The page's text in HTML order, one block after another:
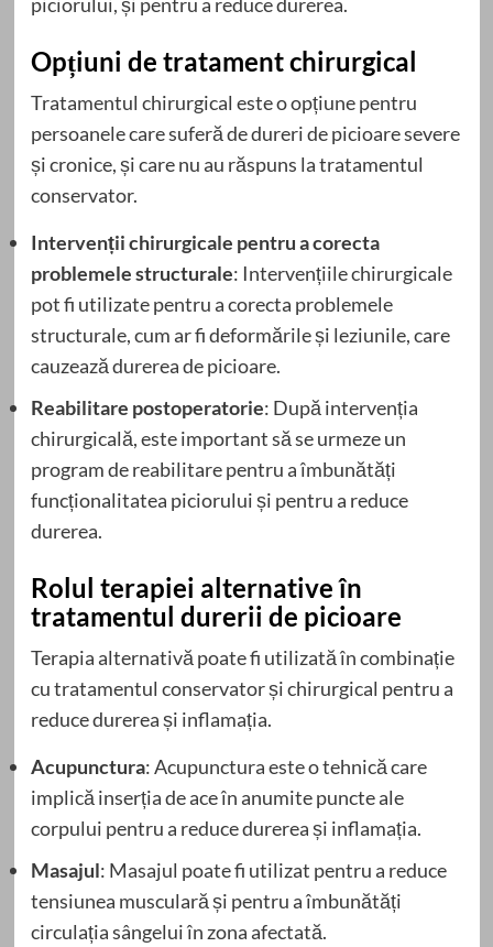
Opțiuni de tratament chirurgical
Tratamentul chirurgical este o opțiune pentru
persoanele care suferă de dureri de picioare severe
și cronice, și care nu au răspuns la tratamentul
conservator.
Intervenții chirurgicale pentru a corecta
problemele structurale: Intervențiile chirurgicale
pot fi utilizate pentru a corecta problemele
structurale, cum ar fi deformările și leziunile, care
cauzează durerea de picioare.
Reabilitare postoperatorie: După intervenția
chirurgicală, este important să se urmeze un
program de reabilitare pentru a îmbunătăți
funcționalitatea piciorului și pentru a reduce
durerea.
Rolul terapiei alternative în
tratamentul durerii de picioare
Terapia alternativă poate fi utilizată în combinație
cu tratamentul conservator și chirurgical pentru a
reduce durerea și inflamația.
Acupunctura: Acupunctura este o tehnică care
implică inserția de ace în anumite puncte ale
corpului pentru a reduce durerea și inflamația.
Masajul: Masajul poate fi utilizat pentru a reduce
tensiunea musculară și pentru a îmbunătăți
circulația sângelui în zona afectată.